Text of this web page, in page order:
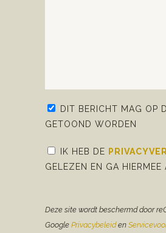
DIT BERICHT MAG OP
GETOOND WORDEN
IK HEB DE
GELEZEN EN GA HIERMEE
Deze site wordt beschermd door
Google Privacybeleiden